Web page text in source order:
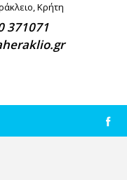
Κρήτη
371071